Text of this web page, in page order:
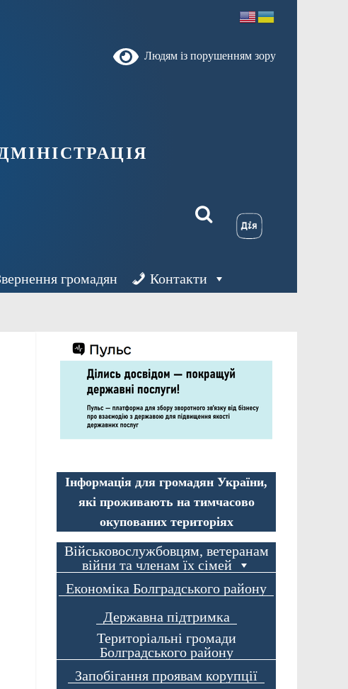
Людям із порушенням зору
громадян Контакти
Інформація для громадян України,
які проживають на тимчасово
окупованих територіях
Військовослужбовцям, ветеранам
війни та членам їх сімей
Економіка Болградського району
Державна підтримка
Територіальні громади
Болградського району
Запобігання проявам корупції